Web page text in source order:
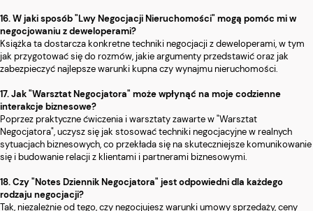
16. W jaki sposób "Lwy Negocjacji Nieruchomości" mogą pomóc mi w
negocjowaniu z deweloperami?
Książka ta dostarcza konkretne techniki negocjacji z deweloperami, w tym
jak przygotować się do rozmów, jakie argumenty przedstawić oraz jak
zabezpieczyć najlepsze warunki kupna czy wynajmu nieruchomości.
17. Jak "Warsztat Negocjatora" może wpłynąć na moje codzienne
interakcje biznesowe?
Poprzez praktyczne ćwiczenia i warsztaty zawarte w "Warsztat
Negocjatora", uczysz się jak stosować techniki negocjacyjne w realnych
sytuacjach biznesowych, co przekłada się na skuteczniejsze komunikowanie
się i budowanie relacji z klientami i partnerami biznesowymi.
18. Czy "Notes Dziennik Negocjatora" jest odpowiedni dla każdego
rodzaju negocjacji?
Tak, niezależnie od tego, czy negocjujesz warunki umowy sprzedaży, ceny